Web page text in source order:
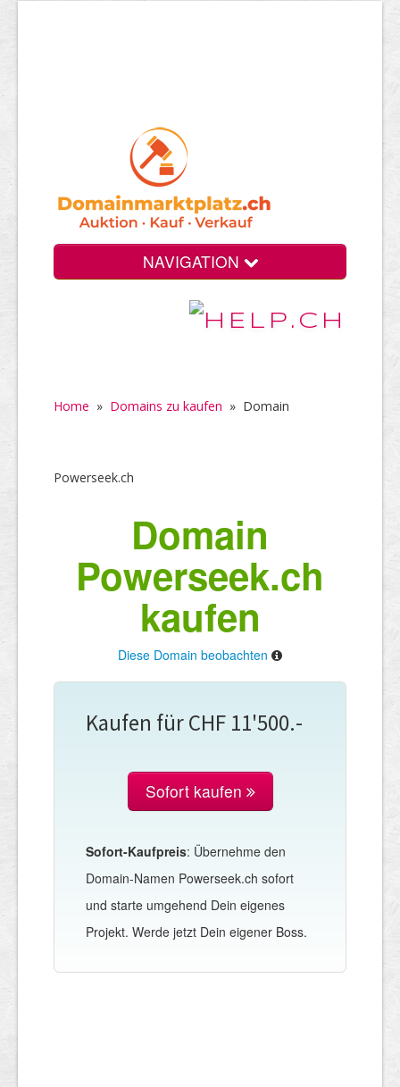
NAVIGATION
Home » Domains zu kaufen » Domain
Powerseek.ch
Domain
Powerseek.ch
kaufen
Diese Domain beobachten
Kaufen für CHF 11'500.-
Sofort kaufen
Sofort-Kaufpreis: Übernehme den
Domain-Namen Powerseek.ch sofort
und starte umgehend Dein eigenes
Projekt. Werde jetzt Dein eigener Boss.